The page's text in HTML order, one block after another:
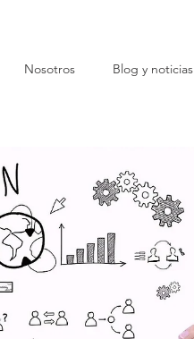
Nosotros Blog y noticias